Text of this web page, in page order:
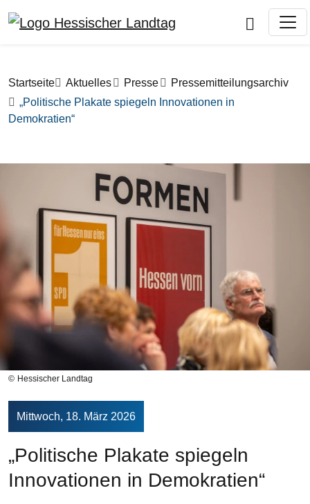
Pfadnavigation
Startseite Aktuelles Presse
Pressemitteilungsarchiv
„Politische Plakate spiegeln Innovationen in
Demokratien“
Hessischer Landtag
Mittwoch, 18. März 2026
„Politische Plakate spiegeln
Innovationen in Demokratien“